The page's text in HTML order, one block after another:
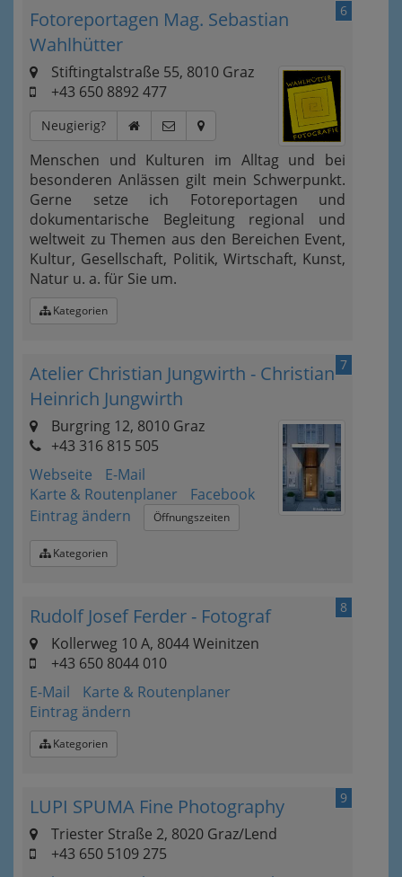
6
Fotoreportagen Mag. Sebastian
Wahlhütter
Stiftingtalstraße 55, 8010 Graz
+43 650 8892 477
Neugierig?
Menschen und Kulturen im Alltag und bei
besonderen Anlässen gilt mein Schwerpunkt.
Gerne setze ich Fotoreportagen und
dokumentarische Begleitung regional und
weltweit zu Themen aus den Bereichen Event,
Kultur, Gesellschaft, Politik, Wirtschaft, Kunst,
Natur u. a. für Sie um.
Kategorien
7
Atelier Christian Jungwirth - Christian
Heinrich Jungwirth
Burgring 12, 8010 Graz
+43 316 815 505
Webseite
E-Mail
Karte & Routenplaner
Facebook
Eintrag ändern
Öffnungszeiten
Kategorien
8
Rudolf Josef Ferder - Fotograf
Kollerweg 10 A, 8044 Weinitzen
+43 650 8044 010
E-Mail
Karte & Routenplaner
Eintrag ändern
Kategorien
9
LUPI SPUMA Fine Photography
Triester Straße 2, 8020 Graz/Lend
+43 650 5109 275